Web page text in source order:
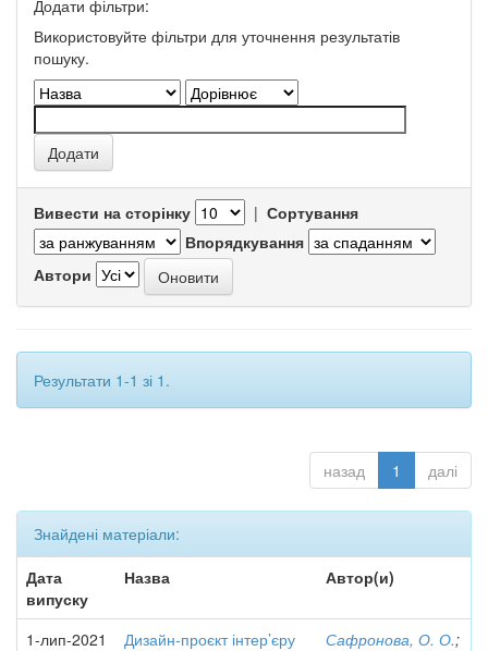
Додати фільтри:
Використовуйте фільтри для уточнення результатів
пошуку.
Вивести на сторінку | Сортування
Впорядкування
Автори
Результати 1-1 зі 1.
назад 1 далі
Знайдені матеріали:
Дата
випуску
Назва Автор(и)
1-лип-2021
Дизайн-проєкт інтер’єру
Сафронова, О. О.;